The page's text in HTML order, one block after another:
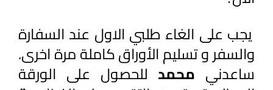
ساعدني محمد